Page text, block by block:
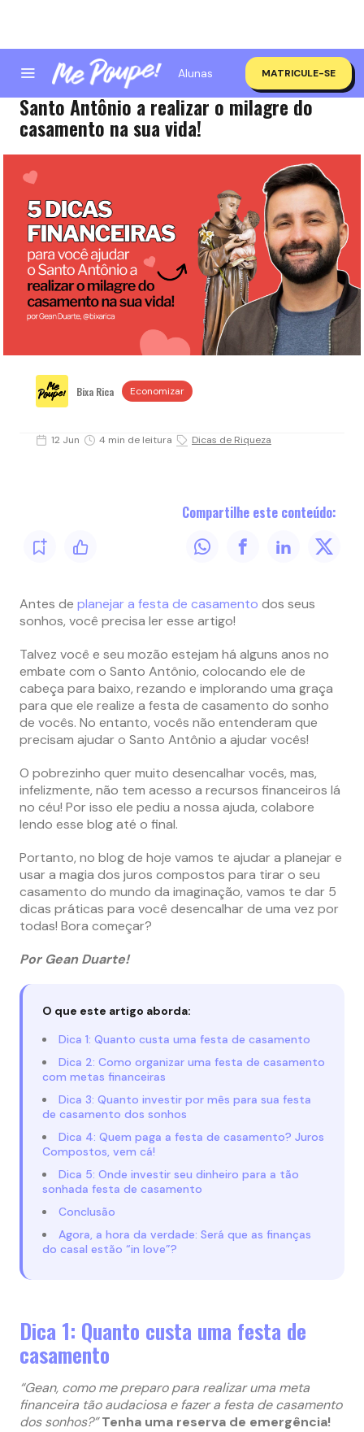
Alunas MATRICULE-SE
5 Dicas financeiras para você ajudar o
Santo Antônio a realizar o milagre do
casamento na sua vida!
Bixa Rica Economizar
12 Jun 4 min de leitura Dicas de Riqueza
Compartilhe este conteúdo:
Antes de planejar a festa de casamento dos seus
sonhos, você precisa ler esse artigo!
Talvez você e seu mozão estejam há alguns anos no
embate com o Santo Antônio, colocando ele de
cabeça para baixo, rezando e implorando uma graça
para que ele realize a festa de casamento do sonho
de vocês. No entanto, vocês não entenderam que
precisam ajudar o Santo Antônio a ajudar vocês!
O pobrezinho quer muito desencalhar vocês, mas,
infelizmente, não tem acesso a recursos financeiros lá
no céu! Por isso ele pediu a nossa ajuda, colabore
lendo esse blog até o final.
Portanto, no blog de hoje vamos te ajudar a planejar e
usar a magia dos juros compostos para tirar o seu
casamento do mundo da imaginação, vamos te dar 5
dicas práticas para você desencalhar de uma vez por
todas! Bora começar?
Por Gean Duarte!
O que este artigo aborda:
Dica 1: Quanto custa uma festa de casamento
Dica 2: Como organizar uma festa de casamento
com metas financeiras
Dica 3: Quanto investir por mês para sua festa
de casamento dos sonhos
Dica 4: Quem paga a festa de casamento? Juros
Compostos, vem cá!
Dica 5: Onde investir seu dinheiro para a tão
sonhada festa de casamento
Conclusão
Agora, a hora da verdade: Será que as finanças
do casal estão “in love”?
Dica 1: Quanto custa uma festa de
casamento
“Gean, como me preparo para realizar uma meta
financeira tão audaciosa e fazer a festa de casamento
dos sonhos?” Tenha uma reserva de emergência!